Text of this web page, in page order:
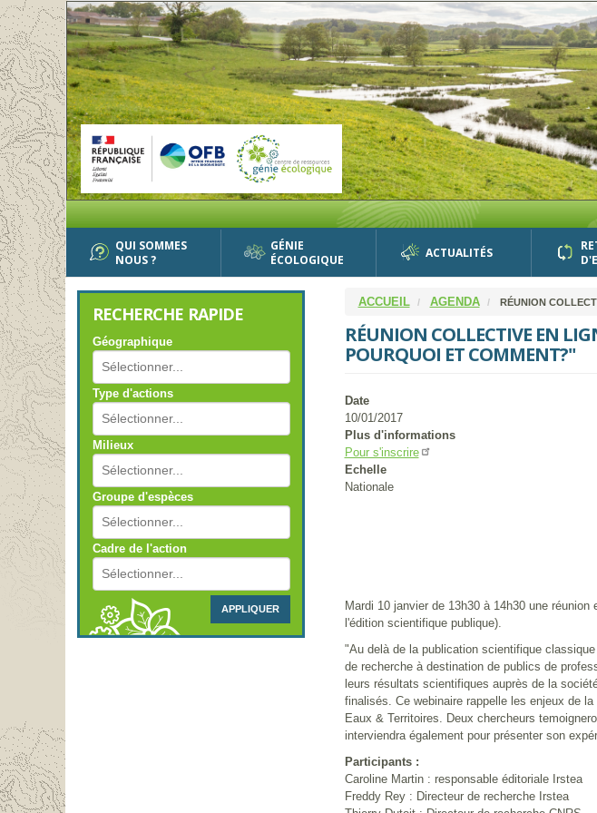
Aller
au
contenu
principal
QUI SOMMES
NOUS ?
GÉNIE
ÉCOLOGIQUE
ACTUALITÉS
RECHERCHE RAPIDE
Géographique
Type d'actions
Milieux
Groupe d'espèces
Cadre de l'action
APPLIQUER
ACCUEIL AGENDA RÉUNION
RÉUNION COLLECTIVE EN
POURQUOI ET COMMENT?"
Date
10/01/2017
Plus d'informations
Pour s'inscrire
Echelle
Nationale
Mardi 10 janvier de 13h30 à 14h30 une
l'édition scientifique publique).
"Au delà de la publication scientifique
de recherche à destination de publics de
leurs résultats scientifiques auprès de la
finalisés. Ce webinaire rappelle les enjeux de
Eaux & Territoires. Deux chercheurs
interviendra également pour présenter son
Participants :
Caroline Martin : responsable éditoriale Irstea
Freddy Rey : Directeur de recherche Irstea